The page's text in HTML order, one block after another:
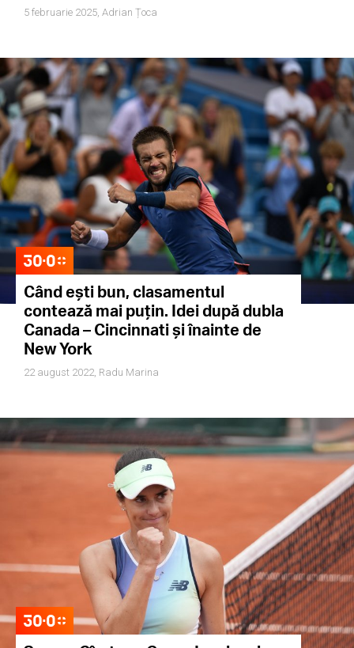
5 februarie 2025, Adrian Țoca
Când ești bun, clasamentul
contează mai puțin. Idei după dubla
Canada – Cincinnati și înainte de
New York
22 august 2022, Radu Marina